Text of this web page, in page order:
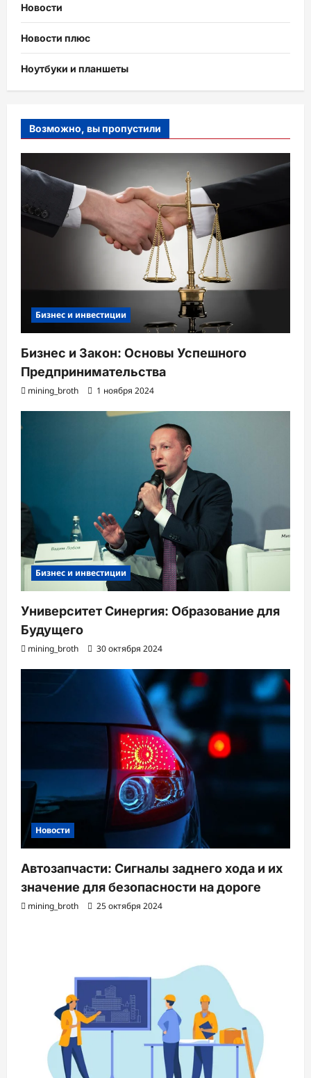
Новости
Новости плюс
Ноутбуки и планшеты
Возможно, вы пропустили
Бизнес и инвестиции
Бизнес и Закон: Основы Успешного
Предпринимательства
mining_broth 1 ноября 2024
Бизнес и инвестиции
Университет Синергия: Образование для
Будущего
mining_broth 30 октября 2024
Новости
Автозапчасти: Сигналы заднего хода и их
значение для безопасности на дороге
mining_broth 25 октября 2024